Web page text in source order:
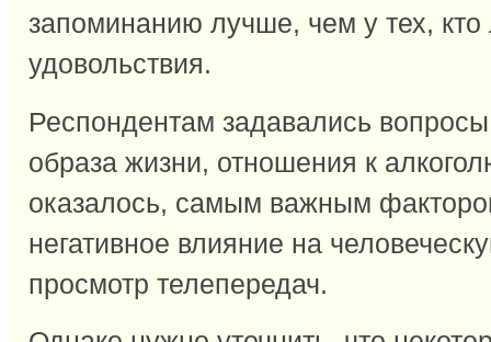
запоминанию лучше, чем у тех, кто
удовольствия.
Респондентам задавались
образа жизни, отношения к
оказалось, самым важным
негативное влияние на
просмотр телепередач.